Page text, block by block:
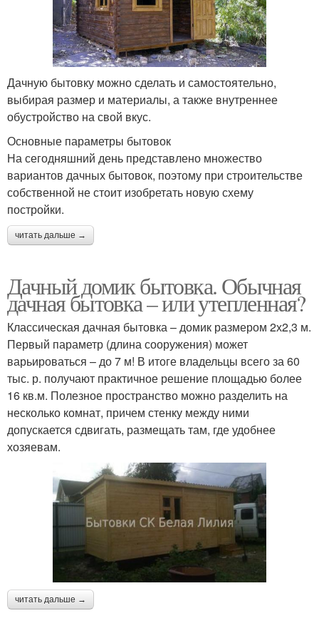
Дачную бытовку можно сделать и самостоятельно,
выбирая размер и материалы, а также внутреннее
обустройство на свой вкус.
Основные параметры бытовок
На сегодняшний день представлено множество
вариантов дачных бытовок, поэтому при строительстве
собственной не стоит изобретать новую схему
постройки.
читать дальше →
Дачный домик бытовка. Обычная
дачная бытовка – или утепленная?
Классическая дачная бытовка – домик размером 2х2,3 м.
Первый параметр (длина сооружения) может
варьироваться – до 7 м! В итоге владельцы всего за 60
тыс. р. получают практичное решение площадью более
16 кв.м. Полезное пространство можно разделить на
несколько комнат, причем стенку между ними
допускается сдвигать, размещать там, где удобнее
хозяевам.
читать дальше →